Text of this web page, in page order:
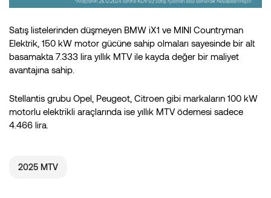
Satış listelerinden düşmeyen BMW iX1 ve MINI Countryman
Elektrik, 150 kW motor gücüne sahip olmaları sayesinde bir alt
basamakta 7.333 lira yıllık MTV ile kayda değer bir maliyet
avantajına sahip.
Stellantis grubu Opel, Peugeot, Citroen gibi markaların 100 kW
motorlu elektrikli araçlarında ise yıllık MTV ödemesi sadece
4.466 lira.
2025 MTV